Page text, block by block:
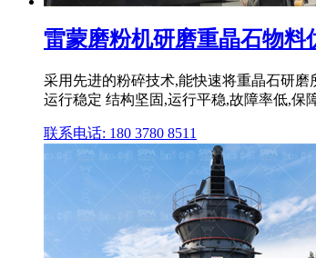
雷蒙磨粉机研磨重晶石物料
采用先进的粉碎技术,能快速将重晶石研
运行稳定 结构坚固,运行平稳,故障率低,保
联系电话: 180 3780 8511